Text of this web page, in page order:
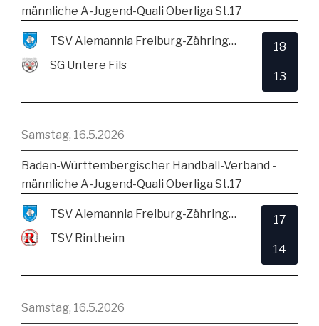
männliche A-Jugend-Quali Oberliga St.17
TSV Alemannia Freiburg-Zähringen
SG Untere Fils
18
13
Samstag, 16.5.2026
Baden-Württembergischer Handball-Verband -
männliche A-Jugend-Quali Oberliga St.17
TSV Alemannia Freiburg-Zähringen
TSV Rintheim
17
14
Samstag, 16.5.2026